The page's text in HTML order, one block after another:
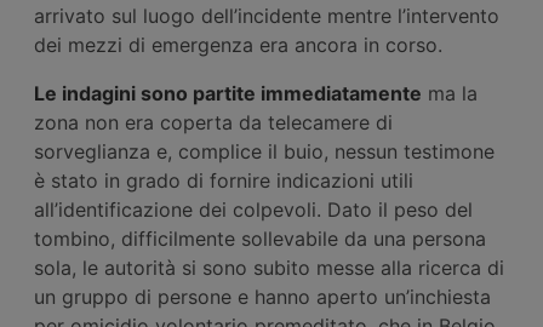
arrivato sul luogo dell’incidente mentre l’intervento
dei mezzi di emergenza era ancora in corso.
Le indagini sono partite immediatamente ma la
zona non era coperta da telecamere di
sorveglianza e, complice il buio, nessun testimone
è stato in grado di fornire indicazioni utili
all’identificazione dei colpevoli. Dato il peso del
tombino, difficilmente sollevabile da una persona
sola, le autorità si sono subito messe alla ricerca di
un gruppo di persone e hanno aperto un’inchiesta